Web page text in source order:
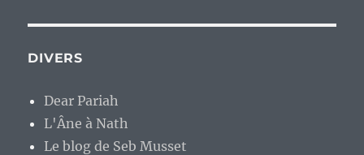
DIVERS
Dear Pariah
L'Âne à Nath
Le blog de Seb Musset